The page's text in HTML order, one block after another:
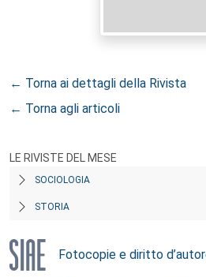
← Torna ai dettagli della Rivista
← Torna agli articoli
LE RIVISTE DEL MESE
SOCIOLOGIA
STORIA
Fotocopie e diritto